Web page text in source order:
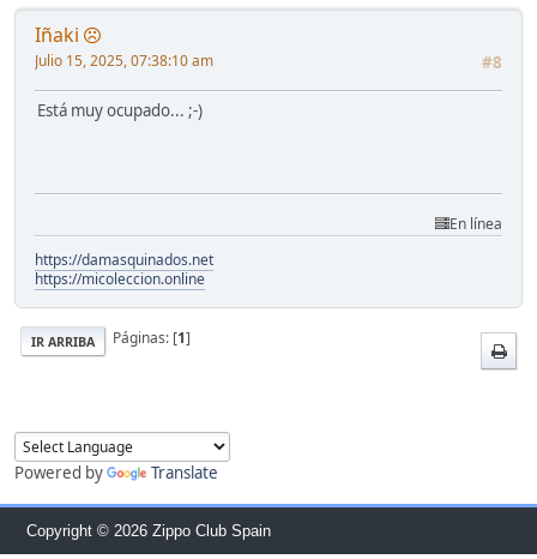
Iñaki
#8
Julio 15, 2025, 07:38:10 am
Está muy ocupado... ;-)
En línea
https://damasquinados.net
https://micoleccion.online
IR ARRIBA Páginas: [1]
Powered by Translate
Copyright © 2026 Zippo Club Spain